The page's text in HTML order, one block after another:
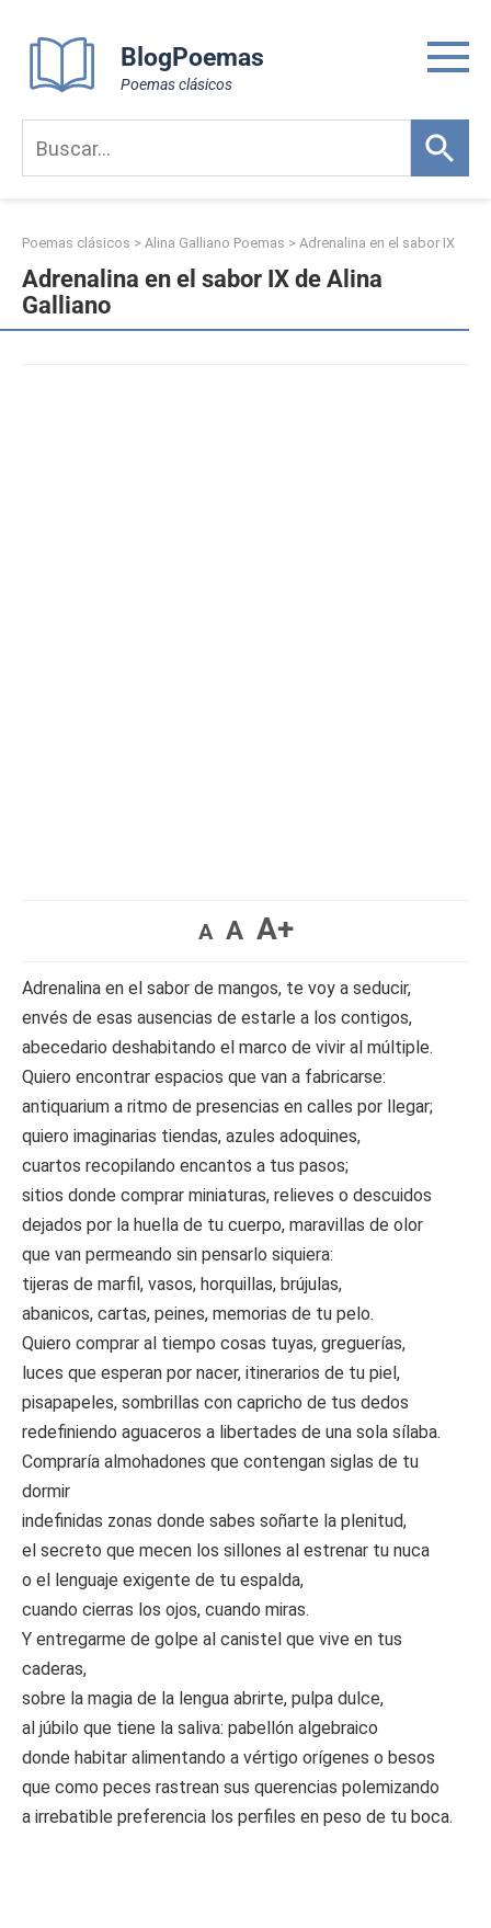
content
BlogPoemas
Poemas clásicos
Poemas clásicos > Alina Galliano Poemas > Adrenalina en el sabor IX
Adrenalina en el sabor IX de Alina
Galliano
A A A+
Adrenalina en el sabor de mangos, te voy a seducir,
envés de esas ausencias de estarle a los contigos,
abecedario deshabitando el marco de vivir al múltiple.
Quiero encontrar espacios que van a fabricarse:
antiquarium a ritmo de presencias en calles por llegar;
quiero imaginarias tiendas, azules adoquines,
cuartos recopilando encantos a tus pasos;
sitios donde comprar miniaturas, relieves o descuidos
dejados por la huella de tu cuerpo, maravillas de olor
que van permeando sin pensarlo siquiera:
tijeras de marfil, vasos, horquillas, brújulas,
abanicos, cartas, peines, memorias de tu pelo.
Quiero comprar al tiempo cosas tuyas, greguerías,
luces que esperan por nacer, itinerarios de tu piel,
pisapapeles, sombrillas con capricho de tus dedos
redefiniendo aguaceros a libertades de una sola sílaba.
Compraría almohadones que contengan siglas de tu
dormir
indefinidas zonas donde sabes soñarte la plenitud,
el secreto que mecen los sillones al estrenar tu nuca
o el lenguaje exigente de tu espalda,
cuando cierras los ojos, cuando miras.
Y entregarme de golpe al canistel que vive en tus
caderas,
sobre la magia de la lengua abrirte, pulpa dulce,
al júbilo que tiene la saliva: pabellón algebraico
donde habitar alimentando a vértigo orígenes o besos
que como peces rastrean sus querencias polemizando
a irrebatible preferencia los perfiles en peso de tu boca.